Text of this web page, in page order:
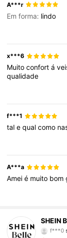
A***r
Em forma: lindo
x***6
Muitoconfortá
qualidade
f***1
talequalcomo
A***a
Ameié muito bom
SHEIN
f***0
s***8